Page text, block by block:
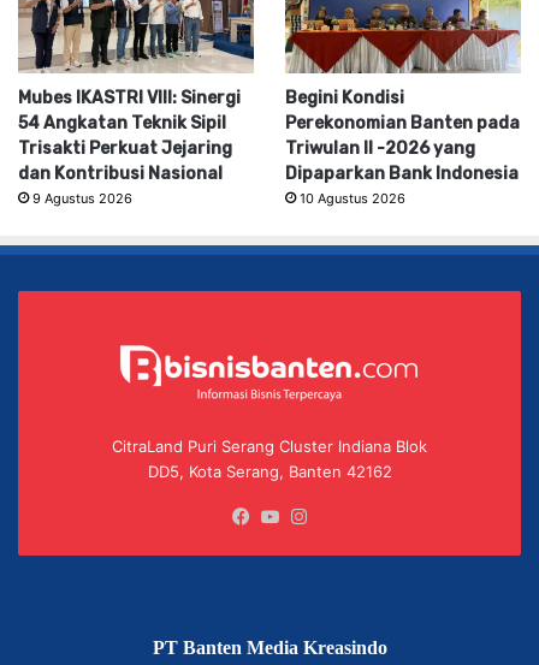
Mubes IKASTRI VIII: Sinergi
54 Angkatan Teknik Sipil
Trisakti Perkuat Jejaring
dan Kontribusi Nasional
9 Agustus 2026
Begini Kondisi
Perekonomian Banten pada
Triwulan II -2026 yang
Dipaparkan Bank Indonesia
10 Agustus 2026
CitraLand Puri Serang Cluster Indiana Blok
DD5, Kota Serang, Banten 42162
Facebook
YouTube
PT Banten Media Kreasindo